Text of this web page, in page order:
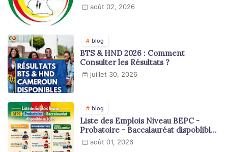
août 02, 2026
blog
BTS & HND 2026 : Comment
Consulter les Résultats ?
juillet 30, 2026
blog
Liste des Emplois Niveau BEPC -
Probatoire - Baccalauréat dispoblible
en 2026
août 01, 2026